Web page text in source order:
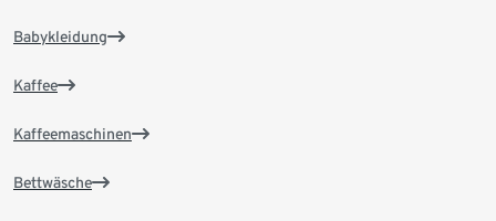
Babykleidung
Kaffee
Kaffeemaschinen
Bettwäsche